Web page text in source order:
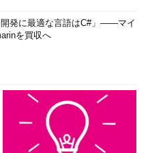
開発に最適な言語はC#」――マイ
を買収へ